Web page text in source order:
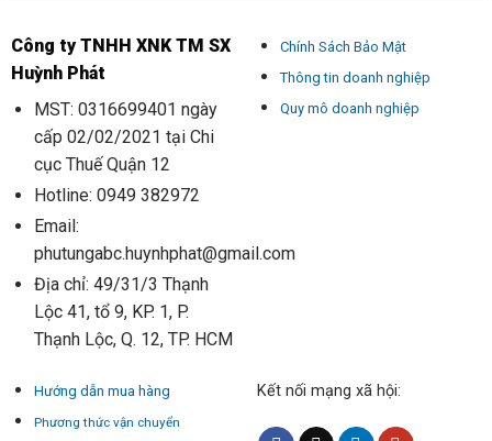
Công ty TNHH XNK TM SX
Huỳnh Phát
MST: 0316699401 ngày
cấp 02/02/2021 tại Chi
cục Thuế Quận 12
Hotline: 0949 382972
Email:
phutungabc.huynhphat@gmail.com
Địa chỉ: 49/31/3 Thạnh
Lộc 41, tổ 9, KP. 1, P.
Thạnh Lộc, Q. 12, TP. HCM
Chính Sách Bảo Mật
Thông tin doanh nghiệp
Quy mô doanh nghiệp
Hướng dẫn mua hàng
Phương thức vận chuyển
Kết nối mạng xã hội: